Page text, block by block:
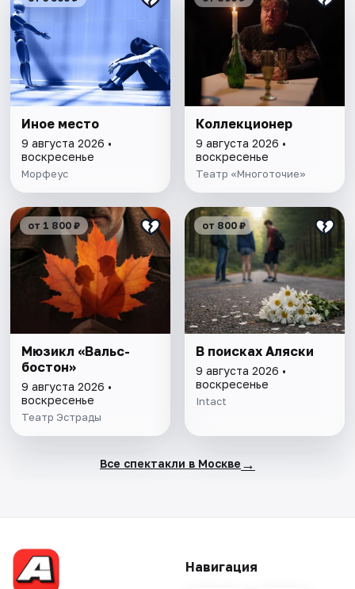
Иное место
9 августа 2026 •
воскресенье
Морфеус
Коллекционер
9 августа 2026 •
воскресенье
Театр «Многоточие»
от 1 800 ₽
Мюзикл «Вальс-
бостон»
9 августа 2026 •
воскресенье
Театр Эстрады
от 800 ₽
В поисках Аляски
9 августа 2026 •
воскресенье
Intact
Все спектакли в Москве →
Навигация